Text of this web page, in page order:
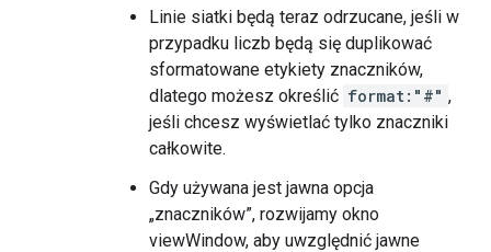
Linie siatki będą teraz odrzucane, jeśli w
przypadku liczb będą się duplikować
sformatowane etykiety znaczników,
dlatego możesz określić format:"#" ,
jeśli chcesz wyświetlać tylko znaczniki
całkowite.
Gdy używana jest jawna opcja
„znaczników”, rozwijamy okno
viewWindow, aby uwzględnić jawne